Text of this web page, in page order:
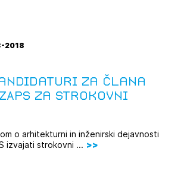
2018
za člana
za strokovni
o arhitekturni in inženirski dejavnosti
izvajati strokovni ...